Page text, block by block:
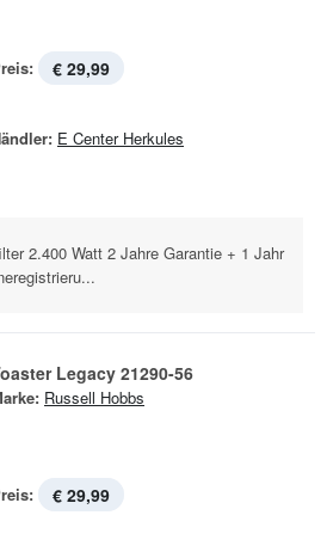
€ 29,99
E Center Herkules
2.400 Watt 2 Jahre Garantie + 1 Jahr
Legacy 21290-56
Russell Hobbs
€ 29,99